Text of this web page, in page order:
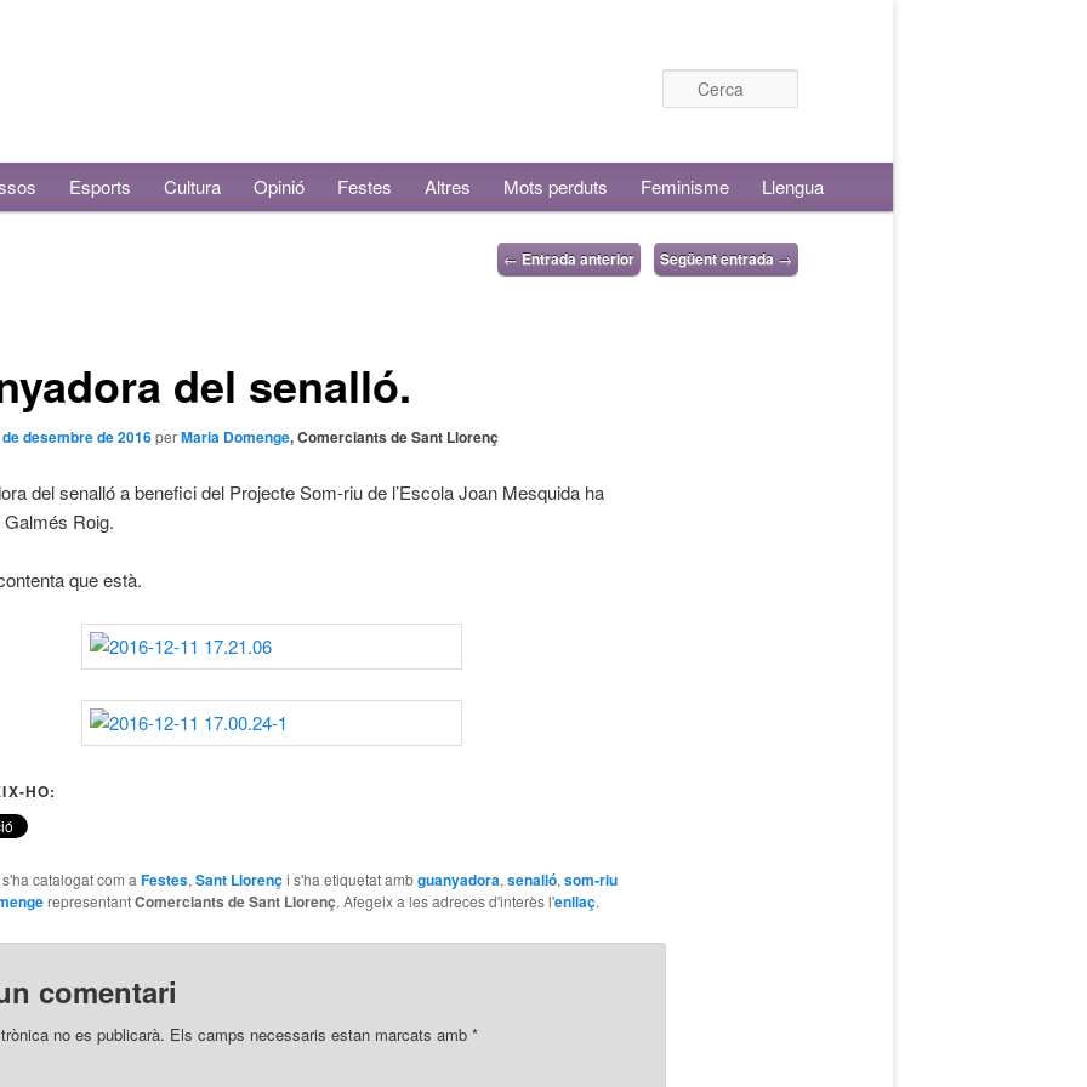
Esports Cultura Opinió Festes Altres Mots perduts Feminisme Llengua
← Entrada anterior Següent entrada →
del senalló.
desembre de 2016perMaria Domenge, Comerciants de Sant Llorenç
del senalló a benefici del Projecte Som-riu de l’Escola Joan Mesquida ha
Galmés Roig.
que està.
HO:
catalogat com a Festes, Sant Llorençi s'ha etiquetat ambguanyadora, senalló, som-riu
representantComerciants de Sant Llorenç. Afegeix a les adreces d'interès l'enllaç.
comentari
no es publicarà. Els camps necessaris estan marcats amb *